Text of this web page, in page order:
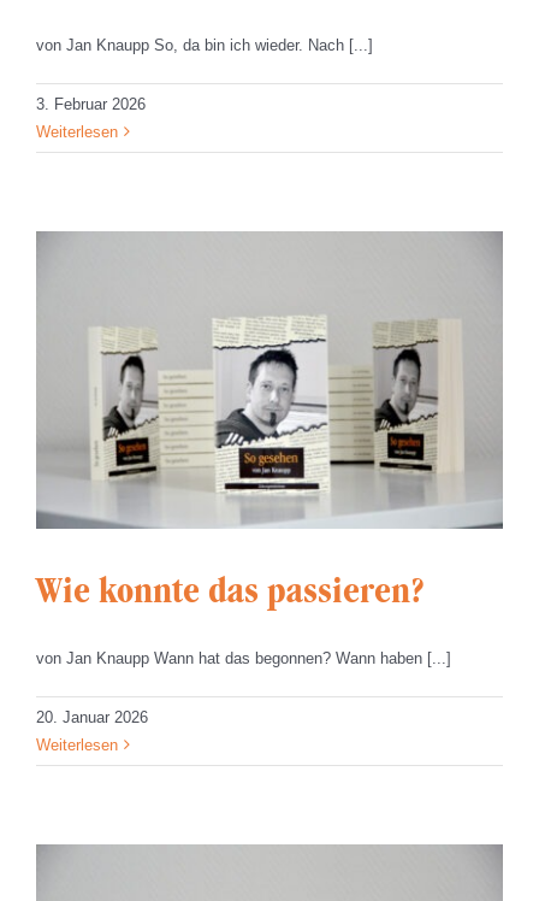
von Jan Knaupp So, da bin ich wieder. Nach [...]
3. Februar 2026
Weiterlesen
Wie konnte das passieren?
von Jan Knaupp Wann hat das begonnen? Wann haben [...]
20. Januar 2026
Weiterlesen